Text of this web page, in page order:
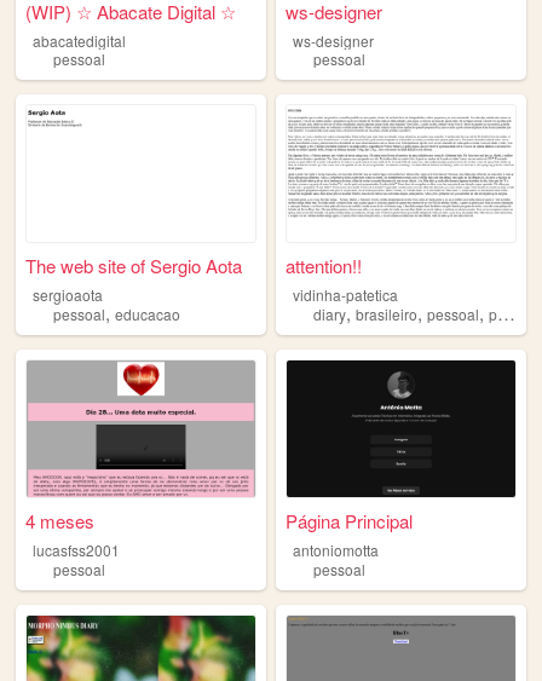
(WIP) ☆ Abacate Digital ☆
abacatedigital
pessoal
ws-designer
ws-designer
pessoal
The web site of Sergio Aota
sergioaota
pessoal, educacao
attention!!
vidinha-patetica
diary,brasileiro,pessoal,personalwebsite
4 meses
lucasfss2001
pessoal
Página Principal
antoniomotta
pessoal